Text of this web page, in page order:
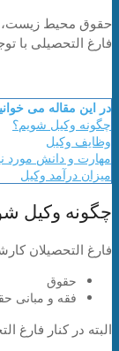
حقوق محیط زیست،
فارغ التحصیلی با
در این مقاله می
چگونه وکیل شویم؟
وظایف وکیل
مهارت و دانش مورد
میزان درآمد وکیل
چگونه وکیل
فارغ التحصیلان
حقوق
فقه و مبانی
البته در کنار فارغ